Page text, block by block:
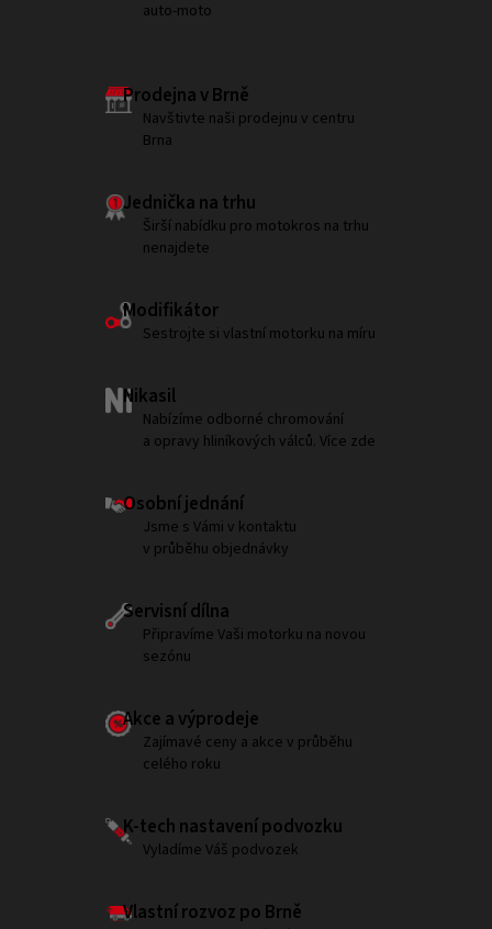
auto-moto
Prodejna v Brně
Navštivte naši prodejnu v centru
Brna
Jednička na trhu
Širší nabídku pro motokros na trhu
nenajdete
Modifikátor
Sestrojte si vlastní motorku na míru
Nikasil
Nabízíme odborné chromování
a opravy hliníkových válců. Více zde
Osobní jednání
Jsme s Vámi v kontaktu
v průběhu objednávky
Servisní dílna
Připravíme Vaši motorku na novou
sezónu
Akce a výprodeje
Zajímavé ceny a akce v průběhu
celého roku
K-tech nastavení podvozku
Vyladíme Váš podvozek
Vlastní rozvoz po Brně